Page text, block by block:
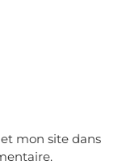
mon site dans